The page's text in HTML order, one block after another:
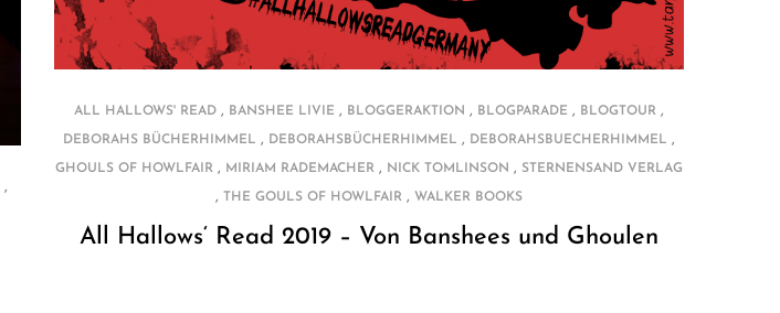
,
ALL HALLOWS' READ , BANSHEE LIVIE , BLOGGERAKTION , BLOGPARADE , BLOGTOUR ,
DEBORAHS BÜCHERHIMMEL , DEBORAHSBÜCHERHIMMEL , DEBORAHSBUECHERHIMMEL ,
GHOULS OF HOWLFAIR , MIRIAM RADEMACHER , NICK TOMLINSON , STERNENSAND VERLAG
, THE GOULS OF HOWLFAIR , WALKER BOOKS
All Hallows‘ Read 2019 – Von Banshees und Ghoulen